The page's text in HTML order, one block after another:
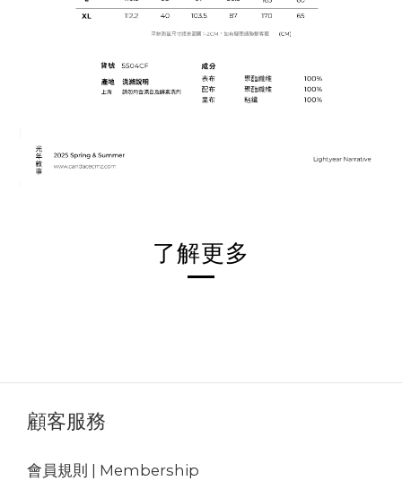
了解更多
顧客服務
會員規則 | Membership